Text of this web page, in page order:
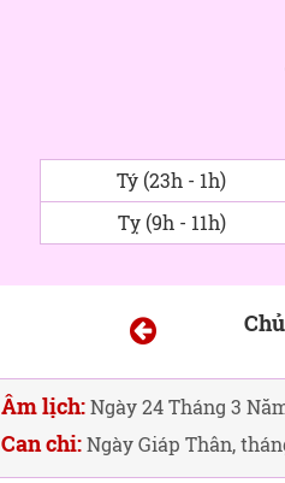
Tý (23h - 1h)
Tỵ (9h - 11h)
Âm lịch:Ngày 24 Tháng 3
Can chi:Ngày Giáp Thân,